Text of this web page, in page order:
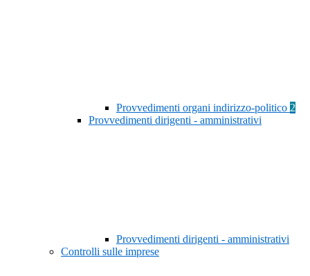
Provvedimenti organi indirizzo-politico 2
Provvedimenti dirigenti - amministrativi
Provvedimenti dirigenti - amministrativi
Controlli sulle imprese